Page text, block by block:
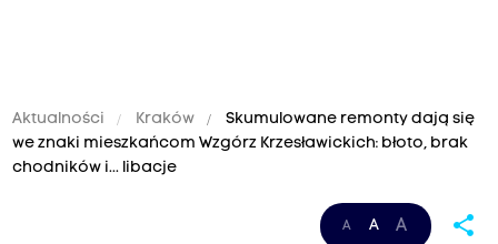
Aktualności Kraków
Skumulowane remonty dają się
we znaki mieszkańcom Wzgórz Krzesławickich: błoto, brak
chodników i... libacje
A A A share